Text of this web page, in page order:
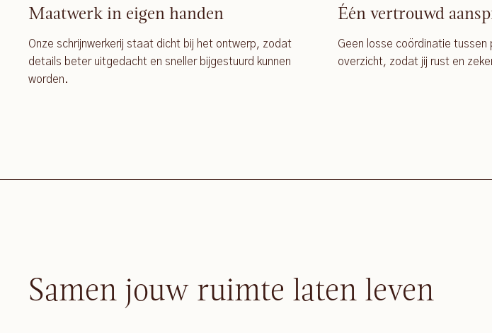
Maatwerk in eigen handen
Onze schrijnwerkerij staat dicht bij het ontwerp, zodat
details beter uitgedacht en sneller bijgestuurd kunnen
worden.
Één vertrouwd
Geen losse coördinatie tussen
overzicht, zodat jij rust en
Samen jouw ruimte laten leven